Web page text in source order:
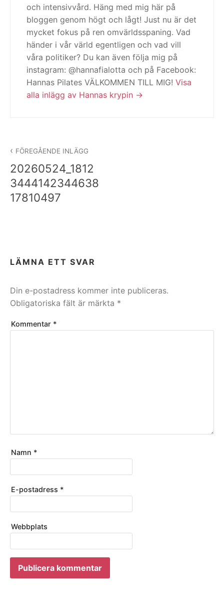
och intensivvård. Häng med mig här på
bloggen genom högt och lågt! Just nu är det
mycket fokus på ren omvärldsspaning. Vad
händer i vår värld egentligen och vad vill
våra politiker? Du kan även följa mig på
instagram: @hannafialotta och på Facebook:
Hannas Pilates VÄLKOMMEN TILL MIG! Visa
alla inlägg av Hannas krypin
FÖREGÅENDE INLÄGG
20260524_1812
3444142344638
17810497
LÄMNA ETT SVAR
Din e-postadress kommer inte publiceras.
Obligatoriska fält är märkta *
Kommentar *
Namn *
E-postadress *
Webbplats